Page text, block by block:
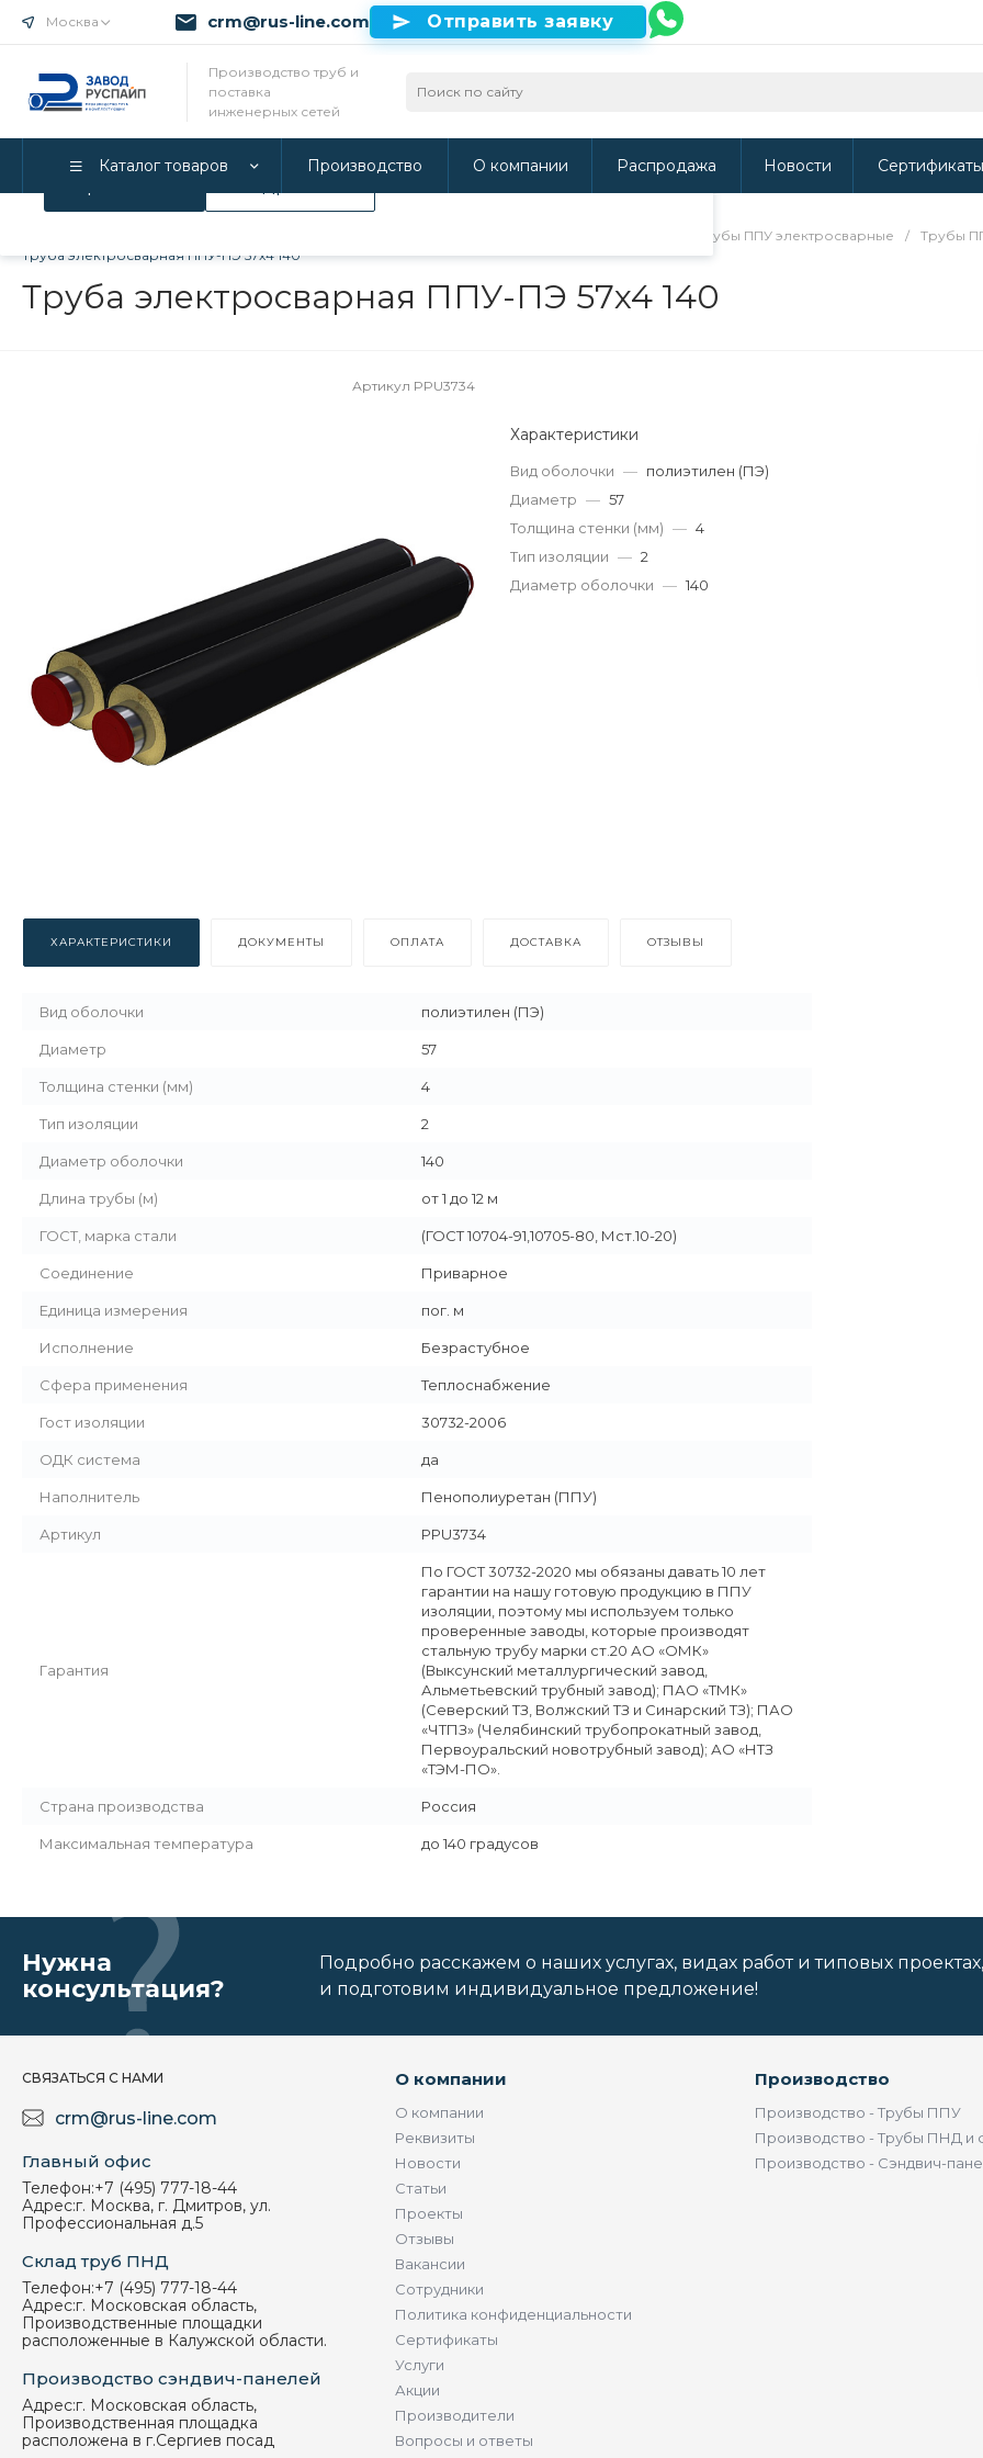
Мы используем Cookie. Если вы продолжаете использовать наш сайт, то
Политикой конфиденциальности
Москва crm@rus-line.com Отправить заявку
Производство труб и
поставка
инженерных сетей
Каталог товаров Производство О компании Распродажа Новости Сертификаты
Трубы ППУ электросварные / Трубы
Труба электросварная ППУ-ПЭ 57x4 140
Труба электросварная ППУ-ПЭ 57x4 140
Артикул PPU3734
Характеристики
Вид оболочки — полиэтилен (ПЭ)
Диаметр — 57
Толщина стенки (мм) — 4
Тип изоляции — 2
Диаметр оболочки — 140
ХАРАКТЕРИСТИКИ ДОКУМЕНТЫ ОПЛАТА ДОСТАВКА ОТЗЫВЫ
Вид оболочки полиэтилен (ПЭ)
Диаметр 57
Толщина стенки (мм) 4
Тип изоляции 2
Диаметр оболочки 140
Длина трубы (м) от 1 до 12 м
ГОСТ, марка стали (ГОСТ 10704-91,10705-80, Мст.10-20)
Соединение Приварное
Единица измерения пог. м
Исполнение Безрастубное
Сфера применения Теплоснабжение
Гост изоляции 30732-2006
ОДК система да
Наполнитель Пенополиуретан (ППУ)
Артикул PPU3734
Гарантия
По ГОСТ 30732-2020 мы обязаны давать 10 лет
гарантии на нашу готовую продукцию в ППУ
изоляции, поэтому мы используем только
проверенные заводы, которые производят
стальную трубу марки ст.20 АО «ОМК»
(Выксунский металлургический завод,
Альметьевский трубный завод); ПАО «ТМК»
(Северский ТЗ, Волжский ТЗ и Синарский ТЗ); ПАО
«ЧТПЗ» (Челябинский трубопрокатный завод,
Первоуральский новотрубный завод); АО «НТЗ
«ТЭМ-ПО».
Страна производства Россия
Максимальная температура до 140 градусов
Нужна
консультация?
Подробно расскажем о наших услугах, видах работ и типовых
и подготовим индивидуальное предложение!
СВЯЗАТЬСЯ С НАМИ
crm@rus-line.com
Главный офис
Телефон:+7 (495) 777-18-44
Адрес:г. Москва, г. Дмитров, ул.
Профессиональная д.5
Склад труб ПНД
Телефон:+7 (495) 777-18-44
Адрес:г. Московская область,
Производственные площадки
расположенные в Калужской области.
Производство сэндвич-панелей
Адрес:г. Московская область,
Производственная площадка
расположена в г.Сергиев посад
О компании
О компании
Реквизиты
Новости
Статьи
Проекты
Отзывы
Вакансии
Сотрудники
Политика конфиденциальности
Сертификаты
Услуги
Акции
Производители
Вопросы и ответы
Производство
Производство - Трубы ППУ
Производство - Трубы ПНД и
Производство - Сэндвич-